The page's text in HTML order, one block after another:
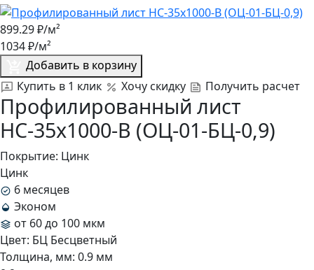
899.29₽/м²
1034₽/м²
Добавить в корзину
Купить в 1 клик
Хочу скидку Получить расчет
Профилированный лист
НС-35x1000-B (ОЦ-01-БЦ-0,9)
Покрытие: Цинк
Цинк
6 месяцев
Эконом
от 60 до 100 мкм
Цвет: БЦ Бесцветный
Толщина, мм: 0.9 мм